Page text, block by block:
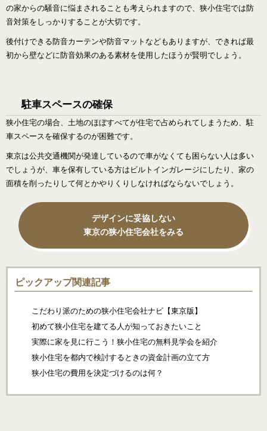
の家からの騒音に悩まされることも考えられますので、狭小住宅では防
音対策をしっかりすることが大切です。
後付けできる防音カーテンや防音マットなどもありますが、できれば最
初から壁などに防音効果のある素材を使用したほうが賢明でしょう。
駐車スペースの確保
狭小住宅の場合、土地のほぼすべてが住宅で占められてしまうため、駐
車スペースを確保するのが困難です。
東京は公共交通機関が発達しているので車がなくても困らない人は多い
でしょうが、車を保有している方はビルトインガレージにしたり、家の
面積を削ったりして何とかやりくりしなければならないでしょう。
デザインに妥協しない
東京の狭小住宅会社をみる
ピックアップ関連記事
こだわり派のための狭小住宅会社ナビ【東京版】
初めて狭小住宅を建てる人が知っておきたいこと
実際に家を見に行こう！狭小住宅の無料見学会を紹介
狭小住宅を都内で検討するときの資金計画の立て方
狭小住宅の費用を決定づけるのは何？